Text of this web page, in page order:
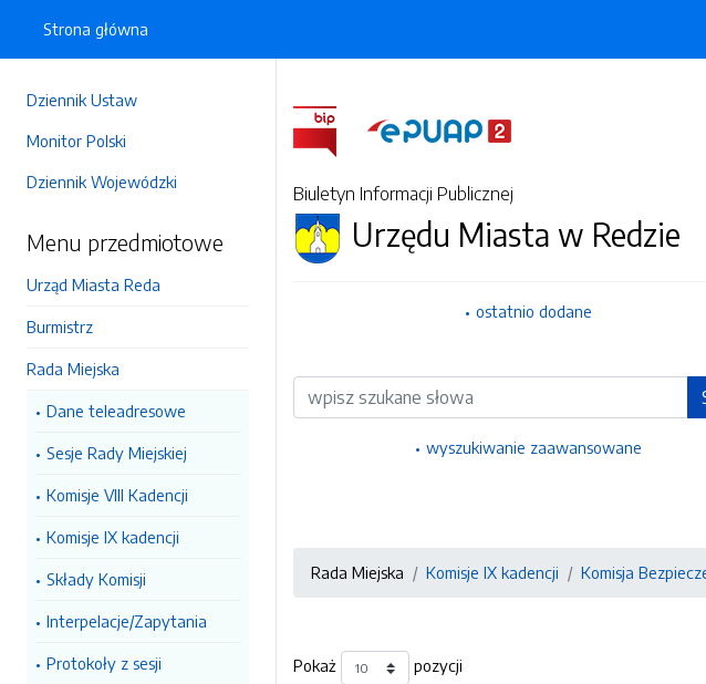
Dziennik Ustaw
Monitor Polski
Dziennik Wojewódzki
Menu przedmiotowe
Urząd Miasta Reda
Burmistrz
Rada Miejska
Dane teleadresowe
Sesje Rady Miejskiej
Komisje VIII Kadencji
Komisje IX kadencji
Składy Komisji
Interpelacje/Zapytania
Protokoły z sesji
Strona główna
Biuletyn Informacji Publicznej
Urzędu Miasta w Redzie
ostatnio dodane
Wyszukiwarka
wyszukiwanie zaawansowane
Rada Miejska Komisje IX kadencji Komisja
Pokaż pozycji